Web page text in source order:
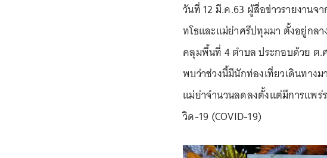
วันที่ 12 มี.ค.63 ผู้สื่อข่าวรายงานจ
ทโธและแม่ย่าศรีปทุมมา ตั้งอยู่กล
คลุมพื้นที่ 4 ตำบล ประกอบด้วย ต.
พบว่าช่วงนี้มีนักท่องเที่ยวเดินทาง
แม่ย่าจำนวนลดลงตั้งแต่มีการแพร่
วิด-19 (COVID-19)